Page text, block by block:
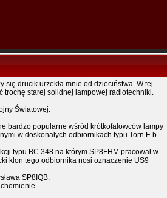
się drucik urzekła mnie od dzieciństwa. W tej
trochę starej solidnej lampowej radiotechniki.
Światowej.
bardzo popularne wśród krótkofalowców lampy
w doskonałych odbiornikach typu Torn.E.b
typu BC 348 na którym SP8FHM pracował w
klon tego odbiornika nosi oznaczenie US9
SP8IQB.